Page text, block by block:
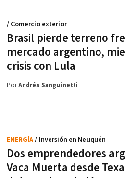
Brasil pierde terreno
mercado argentino,
crisis con Lula
/ Comercio exterior
PorAndrés Sanguinetti
Dos emprendedores
Vaca Muerta desde
ENERGÍA/ Inversión en Neuquén